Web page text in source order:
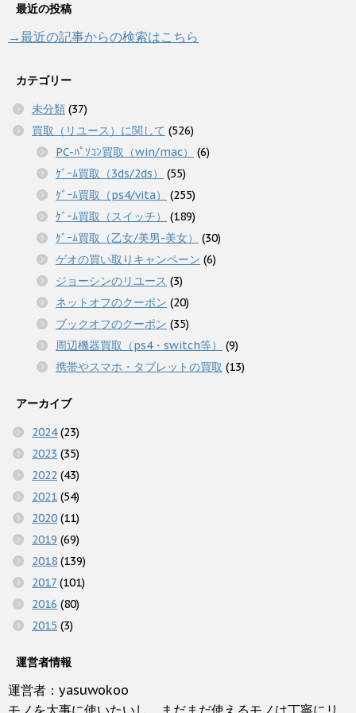
最近の投稿
→最近の記事からの検索はこちら
カテゴリー
未分類 (37)
買取（リユース）に関して (526)
PC-ﾊﾟｿｺﾝ買取（win/mac）
(6)
ｹﾞｰﾑ買取（3ds/2ds）
(55)
ｹﾞｰﾑ買取（ps4/vita）
(255)
ｹﾞｰﾑ買取（スイッチ）
(189)
ｹﾞｰﾑ買取（乙女/美男-美女）
(30)
ゲオの買い取りキャンペーン (6)
ジョーシンのリユース (3)
ネットオフのクーポン (20)
ブックオフのクーポン (35)
周辺機器買取（ps4・switch等）
(9)
携帯やスマホ・タブレットの買取 (13)
アーカイブ
2024(23)
2023 (35)
2022 (43)
2021 (54)
2020 (11)
2019 (69)
2018 (139)
2017 (101)
2016 (80)
2015 (3)
運営者情報
運営者：yasuwokoo
モノを大事に使いたいし、まだまだ使えるモノは丁寧にリ